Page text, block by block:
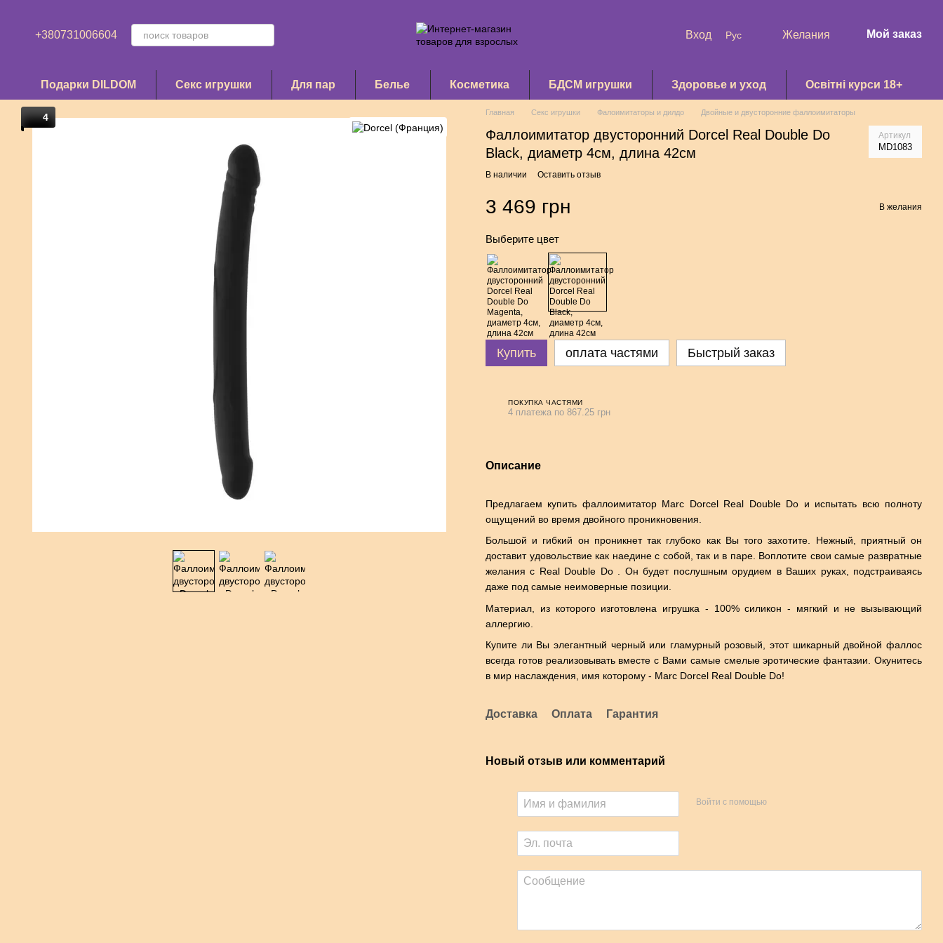
+380731006604 Вход Рус Желания Мой заказ
Подарки DILDOM Секс игрушки Для пар Белье Косметика БДСМ игрушки Здоровье и уход Освітні курси 18+
4 Главная Секс игрушки Фалоимитаторы и дилдо Двойные и двусторонние фаллоимитаторы
Фаллоимитатор двусторонний Dorcel Real Double Do
Black, диаметр 4см, длина 42см
Артикул
MD1083
В наличии Оставить отзыв
3 469 грн В желания
Выберите цвет
Купить оплата частями Быстрый заказ
ПОКУПКА ЧАСТЯМИ
4 платежа по 867.25 грн
Описание
Предлагаем купить фаллоимитатор Marc Dorcel Real Double Do и испытать всю полноту
ощущений во время двойного проникновения.
Большой и гибкий он проникнет так глубоко как Вы того захотите. Нежный, приятный он
доставит удовольствие как наедине с собой, так и в паре. Воплотите свои самые развратные
желания с Real Double Do . Он будет послушным орудием в Ваших руках, подстраиваясь
даже под самые неимоверные позиции.
Материал, из которого изготовлена игрушка - 100% силикон - мягкий и не вызывающий
аллергию.
Купите ли Вы элегантный черный или гламурный розовый, этот шикарный двойной фаллос
всегда готов реализовывать вместе с Вами самые смелые эротические фантазии. Окунитесь
в мир наслаждения, имя которому - Marc Dorcel Real Double Do!
Доставка Оплата Гарантия
Новый отзыв или комментарий
Войти с помощью